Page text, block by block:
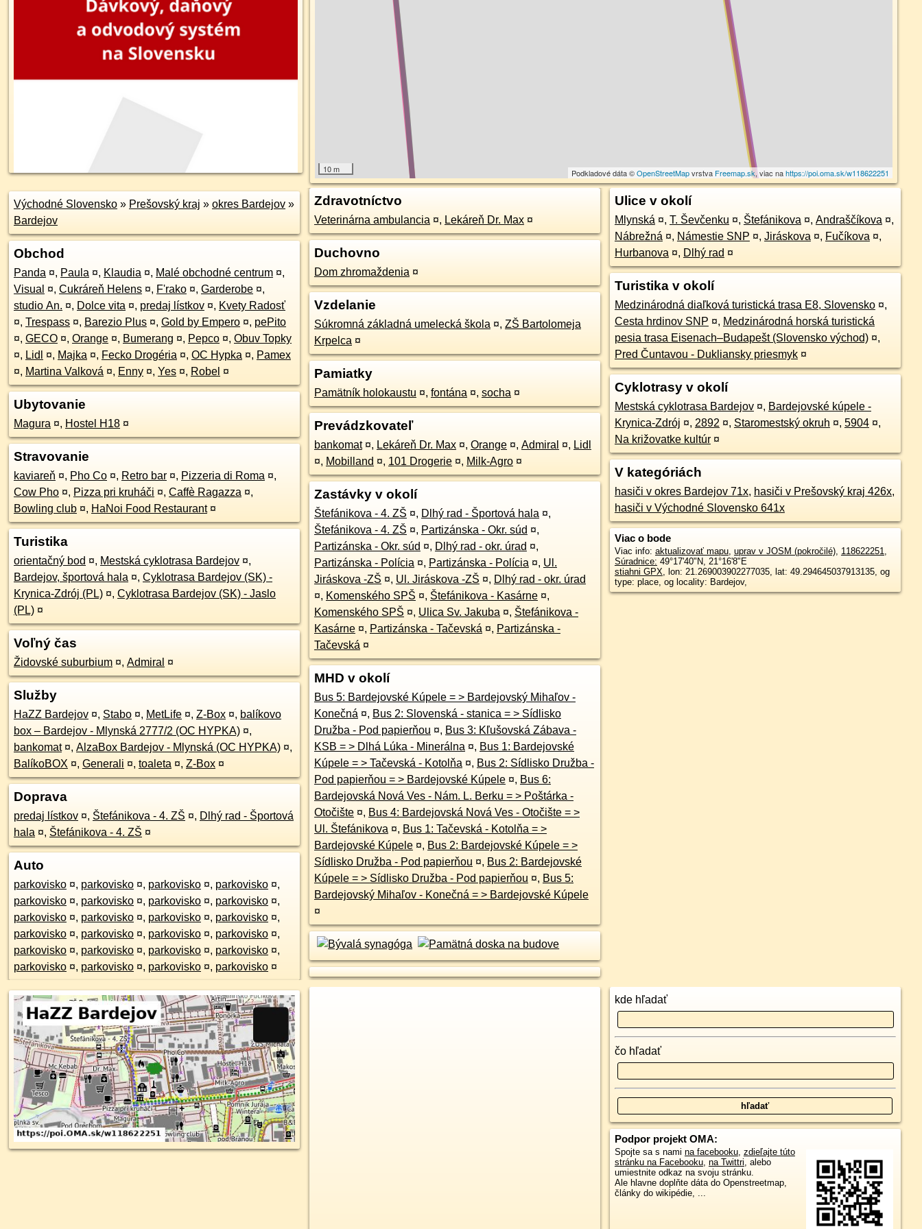
10 m Podkladové dáta ©OpenStreetMapvrstva Freemap.sk, viac nahttps://poi.oma.sk/w118622251
Východné Slovensko » Prešovský kraj » okres Bardejov »
Bardejov
Obchod
Panda ¤, Paula ¤, Klaudia ¤, Malé obchodné centrum ¤,
Visual ¤, Cukráreň Helens ¤, F'rako ¤, Garderobe ¤,
studio An. ¤, Dolce vita ¤, predaj lístkov ¤, Kvety Radosť
¤, Trespass ¤, Barezio Plus ¤, Gold by Empero ¤, pePito
¤, GECO ¤, Orange ¤, Bumerang ¤, Pepco ¤, Obuv Topky
¤, Lidl ¤, Majka ¤, Fecko Drogéria ¤, OC Hypka ¤, Pamex
¤, Martina Valková ¤, Enny ¤, Yes ¤, Robel ¤
Ubytovanie
Magura ¤, Hostel H18 ¤
Stravovanie
kaviareň ¤, Pho Co ¤, Retro bar ¤, Pizzeria di Roma ¤,
Cow Pho ¤, Pizza pri kruháči ¤, Caffè Ragazza ¤,
Bowling club ¤, HaNoi Food Restaurant ¤
Turistika
orientačný bod ¤, Mestská cyklotrasa Bardejov ¤,
Bardejov, športová hala ¤, Cyklotrasa Bardejov (SK) -
Krynica-Zdrój (PL) ¤, Cyklotrasa Bardejov (SK) - Jaslo
(PL) ¤
Voľný čas
Židovské suburbium ¤, Admiral ¤
Služby
HaZZ Bardejov ¤, Stabo ¤, MetLife ¤, Z-Box ¤, balíkovo
box – Bardejov - Mlynská 2777/2 (OC HYPKA) ¤,
bankomat ¤, AlzaBox Bardejov - Mlynská (OC HYPKA) ¤,
BalíkoBOX ¤, Generali ¤, toaleta ¤, Z-Box ¤
Doprava
predaj lístkov ¤, Štefánikova - 4. ZŠ ¤, Dlhý rad - Športová
hala ¤, Štefánikova - 4. ZŠ ¤
Auto
parkovisko ¤, parkovisko ¤, parkovisko ¤, parkovisko ¤,
parkovisko ¤, parkovisko ¤, parkovisko ¤, parkovisko ¤,
parkovisko ¤, parkovisko ¤, parkovisko ¤, parkovisko ¤,
parkovisko ¤, parkovisko ¤, parkovisko ¤, parkovisko ¤,
parkovisko ¤, parkovisko ¤, parkovisko ¤, parkovisko ¤,
parkovisko ¤, parkovisko ¤, parkovisko ¤, parkovisko ¤
Zdravotníctvo
Veterinárna ambulancia ¤, Lekáreň Dr. Max ¤
Duchovno
Dom zhromaždenia ¤
Vzdelanie
Súkromná základná umelecká škola ¤, ZŠ Bartolomeja
Krpelca ¤
Pamiatky
Pamätník holokaustu ¤, fontána ¤, socha ¤
Prevádzkovateľ
bankomat ¤, Lekáreň Dr. Max ¤, Orange ¤, Admiral ¤, Lidl
¤, Mobilland ¤, 101 Drogerie ¤, Milk-Agro ¤
Zastávky v okolí
Štefánikova - 4. ZŠ ¤, Dlhý rad - Športová hala ¤,
Štefánikova - 4. ZŠ ¤, Partizánska - Okr. súd ¤,
Partizánska - Okr. súd ¤, Dlhý rad - okr. úrad ¤,
Partizánska - Polícia ¤, Partizánska - Polícia ¤, Ul.
Jiráskova -ZŠ ¤, Ul. Jiráskova -ZŠ ¤, Dlhý rad - okr. úrad
¤, Komenského SPŠ ¤, Štefánikova - Kasárne ¤,
Komenského SPŠ ¤, Ulica Sv. Jakuba ¤, Štefánikova -
Kasárne ¤, Partizánska - Tačevská ¤, Partizánska -
Tačevská ¤
MHD v okolí
Bus 5: Bardejovské Kúpele = > Bardejovský Mihaľov -
Konečná ¤, Bus 2: Slovenská - stanica = > Sídlisko
Družba - Pod papierňou ¤, Bus 3: Kľušovská Zábava -
KSB = > Dlhá Lúka - Minerálna ¤, Bus 1: Bardejovské
Kúpele = > Tačevská - Kotolňa ¤, Bus 2: Sídlisko Družba -
Pod papierňou = > Bardejovské Kúpele ¤, Bus 6:
Bardejovská Nová Ves - Nám. L. Berku = > Poštárka -
Otočište ¤, Bus 4: Bardejovská Nová Ves - Otočište = >
Ul. Štefánikova ¤, Bus 1: Tačevská - Kotolňa = >
Bardejovské Kúpele ¤, Bus 2: Bardejovské Kúpele = >
Sídlisko Družba - Pod papierňou ¤, Bus 2: Bardejovské
Kúpele = > Sídlisko Družba - Pod papierňou ¤, Bus 5:
Bardejovský Mihaľov - Konečná = > Bardejovské Kúpele
¤
Ulice v okolí
Mlynská ¤, T. Ševčenku ¤, Štefánikova ¤, Andraščíkova ¤,
Nábrežná ¤, Námestie SNP ¤, Jiráskova ¤, Fučíkova ¤,
Hurbanova ¤, Dlhý rad ¤
Turistika v okolí
Medzinárodná diaľková turistická trasa E8, Slovensko ¤,
Cesta hrdinov SNP ¤, Medzinárodná horská turistická
pesia trasa Eisenach–Budapešt (Slovensko východ) ¤,
Pred Čuntavou - Dukliansky priesmyk ¤
Cyklotrasy v okolí
Mestská cyklotrasa Bardejov ¤, Bardejovské kúpele -
Krynica-Zdrój ¤, 2892 ¤, Staromestský okruh ¤, 5904 ¤,
Na križovatke kultúr ¤
V kategóriách
hasiči v okres Bardejov 71x, hasiči v Prešovský kraj 426x,
hasiči v Východné Slovensko 641x
Viac o bode
Viac info: aktualizovať mapu, uprav v JOSM (pokročilé), 118622251,
Súradnice: 49°17'40"N, 21°16'8"E
stiahni GPX, lon: 21.269003902277035, lat: 49.294645037913135, og
type: place, og locality: Bardejov,
kde hľadať
čo hľadať
Podpor projekt OMA:
Spojte sa s nami na facebooku, zdieľajte túto
stránku na Facebooku, na Twittri, alebo
umiestnite odkaz na svoju stránku.
Ale hlavne doplňte dáta do Openstreetmap,
články do wikipédie, ...